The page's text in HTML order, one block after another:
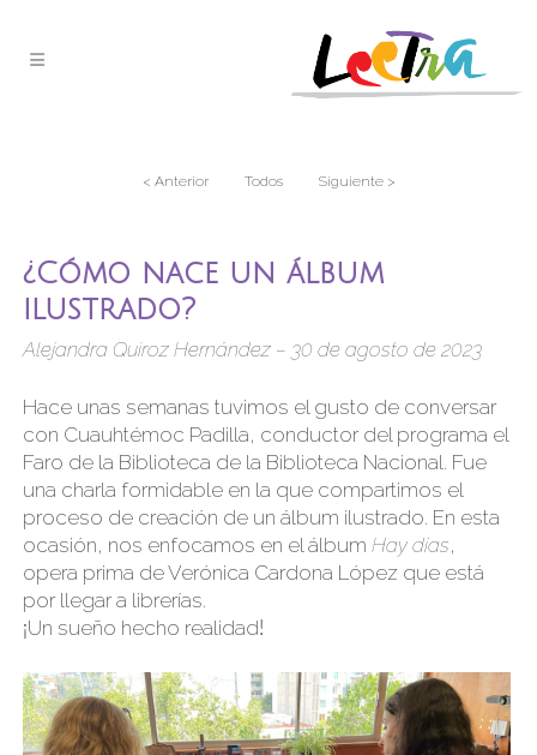
< Anterior Todos Siguiente >
¿Cómo nace un álbum
ilustrado?
Alejandra Quiroz Hernández – 30 de agosto de 2023
Hace unas semanas tuvimos el gusto de conversar
con Cuauhtémoc Padilla, conductor del programa el
Faro de la Biblioteca de la Biblioteca Nacional. Fue
una charla formidable en la que compartimos el
proceso de creación de un álbum ilustrado. En esta
ocasión, nos enfocamos en el álbum Hay días,
opera prima de Verónica Cardona López que está
por llegar a librerías.
¡Un sueño hecho realidad!